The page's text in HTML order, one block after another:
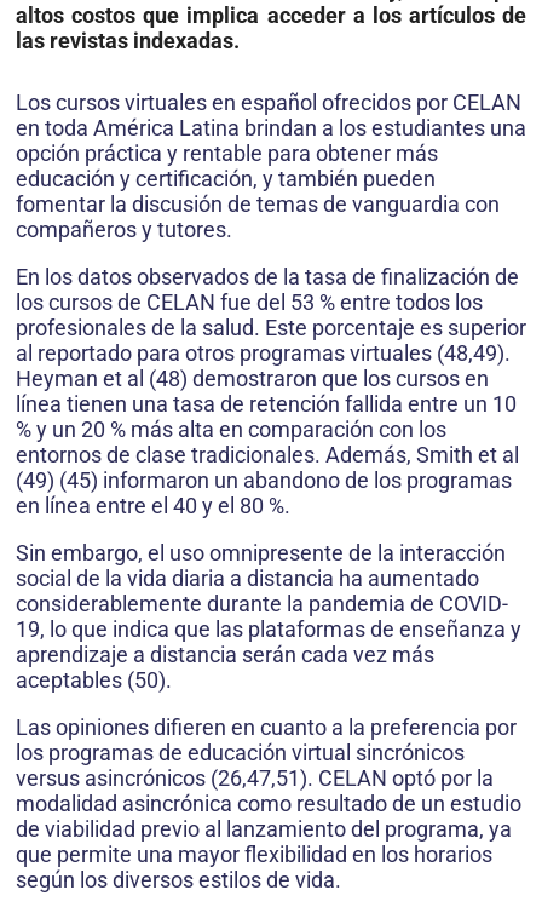
altos costos que implica acceder a los artículos de
las revistas indexadas.
Los cursos virtuales en español ofrecidos por CELAN
en toda América Latina brindan a los estudiantes una
opción práctica y rentable para obtener más
educación y certificación, y también pueden
fomentar la discusión de temas de vanguardia con
compañeros y tutores.
En los datos observados de la tasa de finalización de
los cursos de CELAN fue del 53 % entre todos los
profesionales de la salud. Este porcentaje es superior
al reportado para otros programas virtuales (48,49).
Heyman et al (48) demostraron que los cursos en
línea tienen una tasa de retención fallida entre un 10
% y un 20 % más alta en comparación con los
entornos de clase tradicionales. Además, Smith et al
(49) (45) informaron un abandono de los programas
en línea entre el 40 y el 80 %.
Sin embargo, el uso omnipresente de la interacción
social de la vida diaria a distancia ha aumentado
considerablemente durante la pandemia de COVID-
19, lo que indica que las plataformas de enseñanza y
aprendizaje a distancia serán cada vez más
aceptables (50).
Las opiniones difieren en cuanto a la preferencia por
los programas de educación virtual sincrónicos
versus asincrónicos (26,47,51). CELAN optó por la
modalidad asincrónica como resultado de un estudio
de viabilidad previo al lanzamiento del programa, ya
que permite una mayor flexibilidad en los horarios
según los diversos estilos de vida.